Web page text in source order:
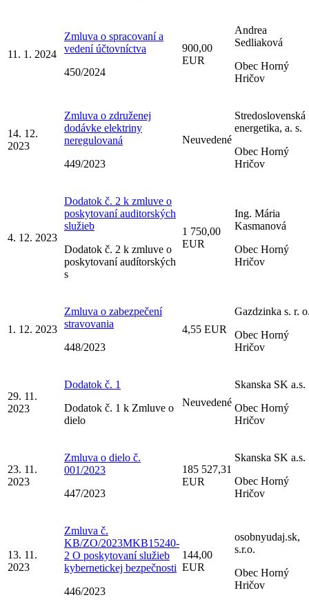
11. 1. 2024
Zmluva o spracovaní a
vedení účtovníctva
450/2024
900,00
EUR
Andrea
Sedliaková
Obec Horný
Hričov
14. 12.
2023
Zmluva o združenej
dodávke elektriny
neregulovaná
449/2023
Neuvedené
Stredoslovenská
energetika, a. s.
Obec Horný
Hričov
4. 12. 2023
Dodatok č. 2 k zmluve o
poskytovaní auditorských
služieb
Dodatok č. 2 k zmluve o
poskytovaní audítorských
s
1 750,00
EUR
Ing. Mária
Kasmanová
Obec Horný
Hričov
1. 12. 2023
Zmluva o zabezpečení
stravovania
448/2023
4,55 EUR
Gazdzinka s. r.
Obec Horný
Hričov
29. 11.
2023
Dodatok č. 1
Dodatok č. 1 k Zmluve o
dielo
Neuvedené
Skanska SK a.s.
Obec Horný
Hričov
23. 11.
2023
Zmluva o dielo č.
001/2023
447/2023
185 527,31
EUR
Skanska SK a.s.
Obec Horný
Hričov
13. 11.
2023
Zmluva č.
KB/ZO/2023MKB15240-
2 O poskytovaní služieb
kybernetickej bezpečnosti
446/2023
144,00
EUR
osobnyudaj.sk,
s.r.o.
Obec Horný
Hričov